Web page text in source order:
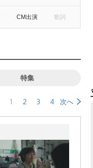
CM出演 歌詞
特集
1 2 3 4 次へ